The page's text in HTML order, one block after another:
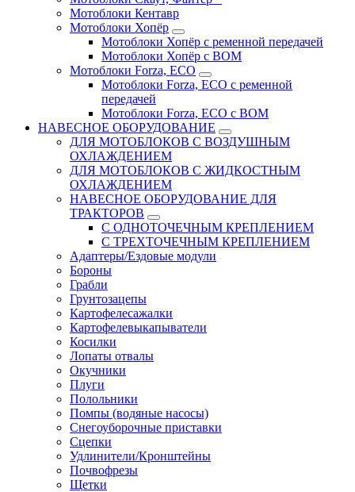
Мотоблоки Кентавр
Мотоблоки Хопёр
Мотоблоки Хопёр с ременной передачей
Мотоблоки Хопёр с ВОМ
Мотоблоки Forza, ECO
Мотоблоки Forza, ЕСО с ременной
передачей
Мотоблоки Forza, ЕСО с ВОМ
НАВЕСНОЕ ОБОРУДОВАНИЕ
ДЛЯ МОТОБЛОКОВ С ВОЗДУШНЫМ
ОХЛАЖДЕНИЕМ
ДЛЯ МОТОБЛОКОВ С ЖИДКОСТНЫМ
ОХЛАЖДЕНИЕМ
НАВЕСНОЕ ОБОРУДОВАНИЕ ДЛЯ
ТРАКТОРОВ
С ОДНОТОЧЕЧНЫМ КРЕПЛЕНИЕМ
С ТРЕХТОЧЕЧНЫМ КРЕПЛЕНИЕМ
Адаптеры/Ездовые модули
Бороны
Грабли
Грунтозацепы
Картофелесажалки
Картофелевыкапыватели
Косилки
Лопаты отвалы
Окучники
Плуги
Полольники
Помпы (водяные насосы)
Снегоуборочные приставки
Сцепки
Удлинители/Кронштейны
Почвофрезы
Щетки